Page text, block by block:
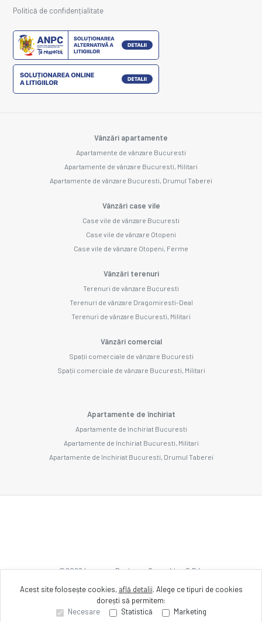
Politică de confidențialitate
Vânzări apartamente
Apartamente de vânzare Bucuresti
Apartamente de vânzare Bucuresti, Militari
Apartamente de vânzare Bucuresti, Drumul Taberei
Vânzări case vile
Case vile de vânzare Bucuresti
Case vile de vânzare Otopeni
Case vile de vânzare Otopeni, Ferme
Vânzări terenuri
Terenuri de vânzare Bucuresti
Terenuri de vânzare Dragomiresti-Deal
Terenuri de vânzare Bucuresti, Militari
Vânzări comercial
Spații comerciale de vânzare Bucuresti
Spații comerciale de vânzare Bucuresti, Militari
Apartamente de închiriat
Apartamente de închiriat Bucuresti
Apartamente de închiriat Bucuresti, Militari
Apartamente de închiriat Bucuresti, Drumul Taberei
©2026Imozone Business Consulting S.R.L.
Site creat în
Acest site folosește cookies, află detalii. Alege ce tipuri de cookies
dorești să permitem:
Necesare
Statistică Marketing